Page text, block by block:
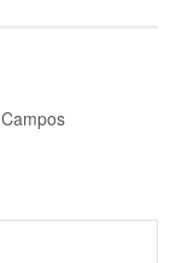
Campos